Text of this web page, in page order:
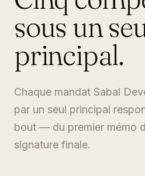
sous un
principal.
Chaque mandat Sabal
par un seul principal
bout — du premier mémo
signature finale.